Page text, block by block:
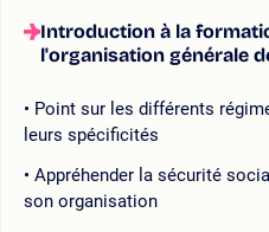
Introduction à la
l'organisation générale
Point sur les différents
leurs spécificités
Appréhender la sécurité
son organisation